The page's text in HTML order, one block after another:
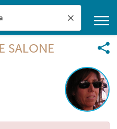
SALONE